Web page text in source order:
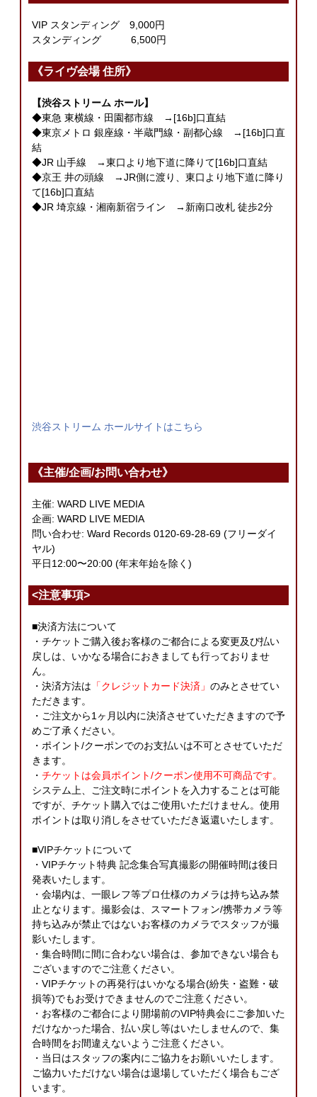
VIP スタンディング 9,000円
スタンディング 6,500円
《ライヴ会場 住所》
【渋谷ストリーム ホール】
◆東急 東横線・田園都市線 →[16b]口直結
◆東京メトロ 銀座線・半蔵門線・副都心線 →[16b]口直
結
◆JR 山手線 →東口より地下道に降りて[16b]口直結
◆京王 井の頭線 →JR側に渡り、東口より地下道に降り
て[16b]口直結
◆JR 埼京線・湘南新宿ライン →新南口改札 徒歩2分
渋谷ストリーム ホールサイトはこちら
《主催/企画/お問い合わせ》
主催: WARD LIVE MEDIA
企画: WARD LIVE MEDIA
問い合わせ: Ward Records 0120-69-28-69 (フリーダイ
ヤル)
平日12:00〜20:00 (年末年始を除く)
<注意事項>
■決済方法について
・チケットご購入後お客様のご都合による変更及び払い
戻しは、いかなる場合におきましても行っておりませ
ん。
・決済方法は 「クレジットカード決済」 のみとさせてい
ただきます。
・ご注文から1ヶ月以内に決済させていただきますので予
めご了承ください。
・ポイント/クーポンでのお支払いは不可とさせていただ
きます。
・ チケットは会員ポイント/クーポン使用不可商品です。
システム上、ご注文時にポイントを入力することは可能
ですが、チケット購入ではご使用いただけません。使用
ポイントは取り消しをさせていただき返還いたします。
■VIPチケットについて
・VIPチケット特典 記念集合写真撮影の開催時間は後日
発表いたします。
・会場内は、一眼レフ等プロ仕様のカメラは持ち込み禁
止となります。撮影会は、スマートフォン/携帯カメラ等
持ち込みが禁止ではないお客様のカメラでスタッフが撮
影いたします。
・集合時間に間に合わない場合は、参加できない場合も
ございますのでご注意ください。
・VIPチケットの再発行はいかなる場合(紛失・盗難・破
損等)でもお受けできませんのでご注意ください。
・お客様のご都合により開場前のVIP特典会にご参加いた
だけなかった場合、払い戻し等はいたしませんので、集
合時間をお間違えないようご注意ください。
・当日はスタッフの案内にご協力をお願いいたします。
ご協力いただけない場合は退場していただく場合もござ
います。